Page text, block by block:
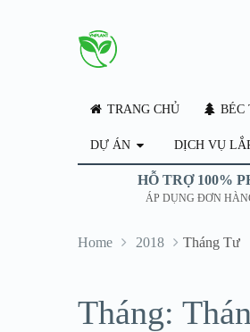
TRANG CHỦ BÉC
DỰ ÁN DỊCH VỤ
HỖ TRỢ 100%
ÁP DỤNG ĐƠN
Home 2018 Tháng Tư
Tháng: